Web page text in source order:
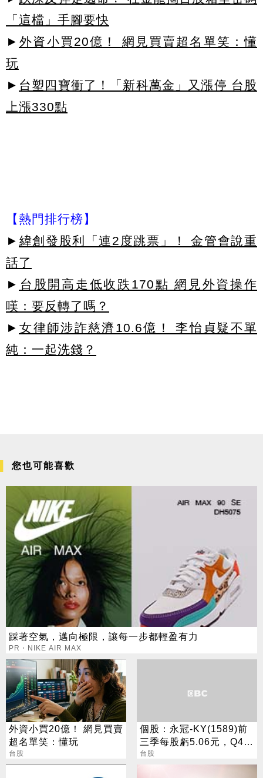
「這檔」手腳要快
► 外資小買20億！ 網見買賣超名單笑：懂
玩
► 台塑四寶衝了！「新科萬金」又漲停 台股
上漲330點
【熱門排行榜】
► 緯創發股利「連2度跳票」！ 金管會說重
話了
► 台股開高走低收跌170點 網見外資操作
嘆：要反轉了嗎？
► 女律師涉詐慈濟10.6億！ 李怡貞疑不單
純：一起洗錢？
您也可能喜歡
踩著空氣，邁向極限，讓每一步都輕盈有力
PR・NIKE AIR MAX
外資小買20億！ 網見買賣
超名單笑：懂玩
台股
個股：永冠-KY(1589)前
三季每股虧5.06元，Q4去
化庫存加速應收帳款回籠
台股